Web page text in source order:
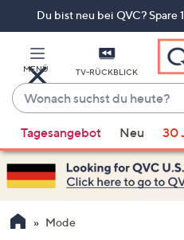
Du bist neu bei QVC? Spare
MENÜ TV-RÜCKBLICK
Wonach
suchst
du
heute?
Vorschläge
verfügbar
sind,
verwenden
Sie
Tagesangebot Neu 30
Mode